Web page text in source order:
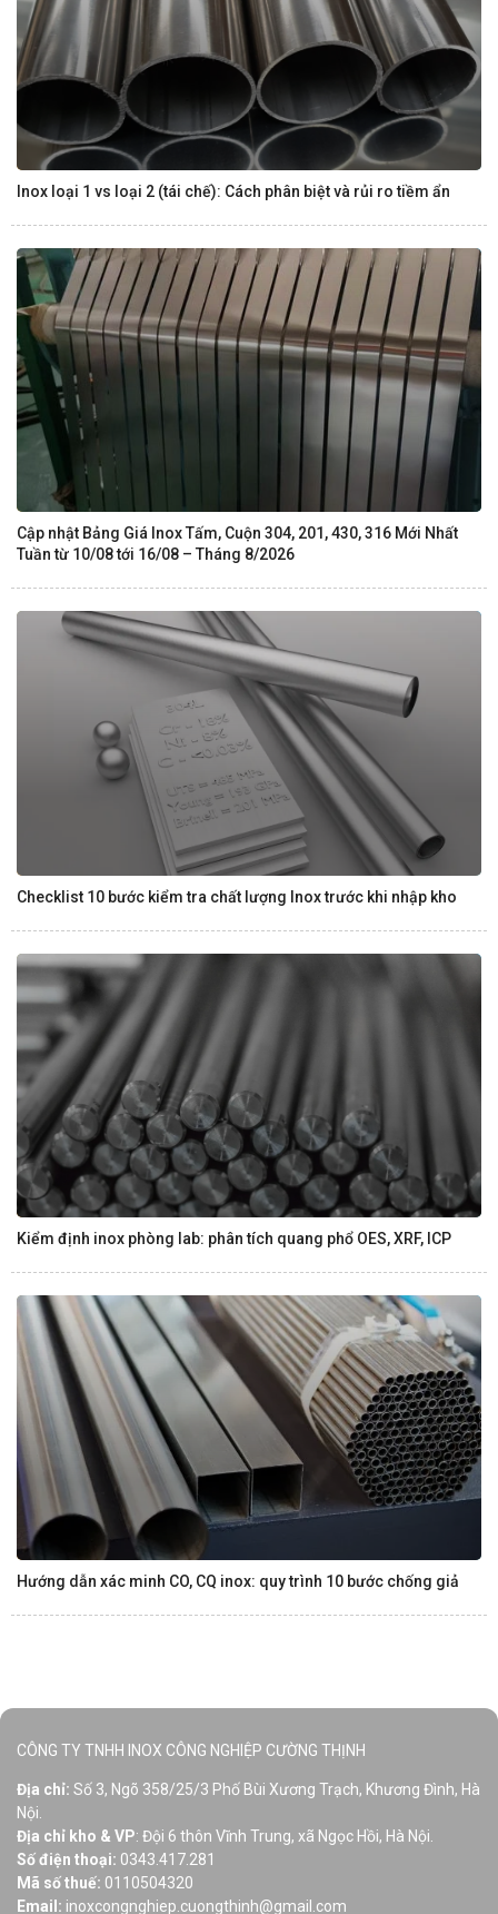
Inox loại 1 vs loại 2 (tái chế): Cách phân biệt và rủi ro tiềm ẩn
Cập nhật Bảng Giá Inox Tấm, Cuộn 304, 201, 430, 316 Mới Nhất
Tuần từ 10/08 tới 16/08 – Tháng 8/2026
Checklist 10 bước kiểm tra chất lượng Inox trước khi nhập kho
Kiểm định inox phòng lab: phân tích quang phổ OES, XRF, ICP
Hướng dẫn xác minh CO, CQ inox: quy trình 10 bước chống giả
CÔNG TY TNHH INOX CÔNG NGHIỆP CƯỜNG THỊNH
Địa chỉ: Số 3, Ngõ 358/25/3 Phố Bùi Xương Trạch, Khương Đình, Hà
Nội.
Địa chỉ kho & VP: Đội 6 thôn Vĩnh Trung, xã Ngọc Hồi, Hà Nội.
Số điện thoại: 0343.417.281
Mã số thuế: 0110504320
Email: inoxcongnghiep.cuongthinh@gmail.com